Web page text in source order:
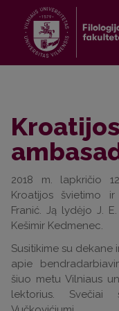
Kroatijos
2018 m. lapkričio
Kroatijos švietimo
Franić. Ją lydėjo J.
Kešimir Kedmenec.
Susitikime su
apie
šiuo metu Vilniaus
lektorius. Svečiai